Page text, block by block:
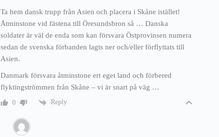
Ta hem dansk trupp från Asien och placera i Skåne istället!
Åtminstone vid fästena till Öresundsbron så … Danska
soldater är väl de enda som kan försvara Östprovinsen numera
sedan de svenska förbanden lagts ner och/eller förflyttats till
Asien.
Danmark försvara åtminstone ert eget land och förbered
flyktingströmmen från Skåne – vi är snart på väg …
0 Reply